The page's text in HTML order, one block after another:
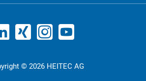
© 2026 HEITEC AG